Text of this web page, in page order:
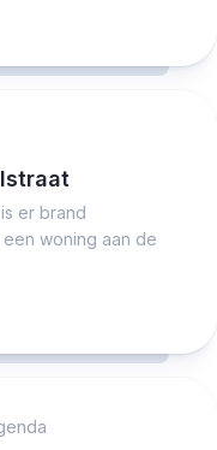
er brand
woning aan de